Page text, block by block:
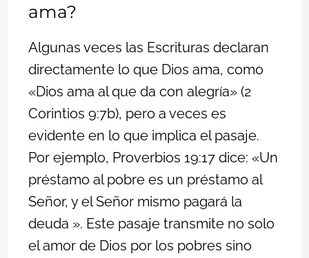
ama?
Algunas veces las Escrituras declaran
directamente lo que Dios ama, como
«Dios ama al que da con alegría» (2
Corintios 9:7b), pero a veces es
evidente en lo que implica el pasaje.
Por ejemplo, Proverbios 19:17 dice: «Un
préstamo al pobre es un préstamo al
Señor, y el Señor mismo pagará la
deuda ». Este pasaje transmite no solo
el amor de Dios por los pobres sino